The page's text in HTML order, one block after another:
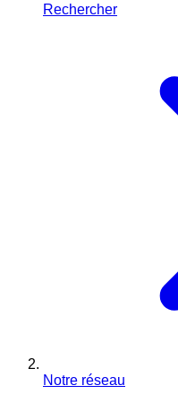
Rechercher
Notre réseau